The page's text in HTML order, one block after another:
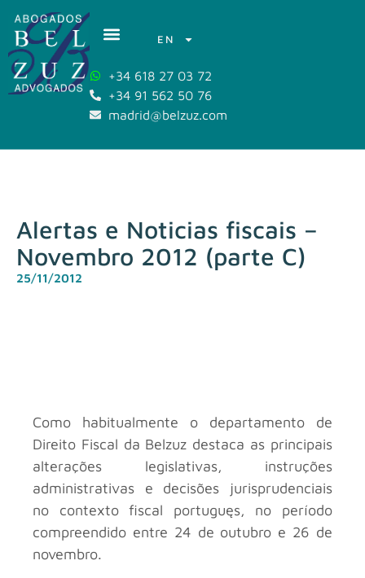
EN
+34 618 27 03 72
+34 91 562 50 76
madrid@belzuz.com
Alertas e Noticias fiscais –
Novembro 2012 (parte C)
25/11/2012
Como habitualmente o departamento de
Direito Fiscal da Belzuz destaca as principais
alterações legislativas, instruções
administrativas e decisões jurisprudenciais
no contexto fiscal portuguęs, no período
compreendido entre 24 de outubro e 26 de
novembro.